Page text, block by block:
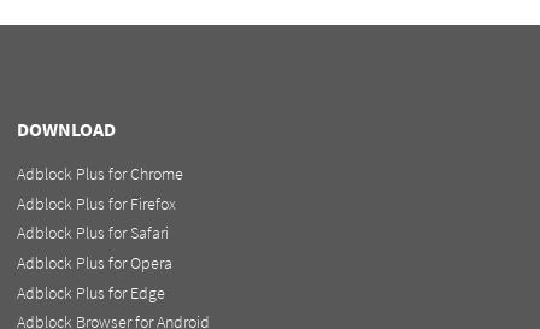
DOWNLOAD
Adblock Plus for Chrome
Adblock Plus for Firefox
Adblock Plus for Safari
Adblock Plus for Opera
Adblock Plus for Edge
Adblock Browser for Android